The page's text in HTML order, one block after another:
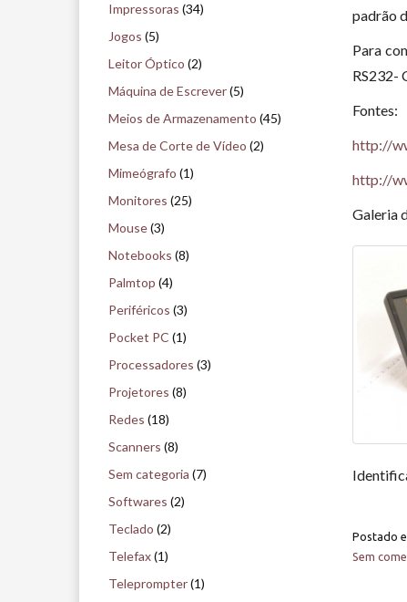
padrão
Para
RS232-
Fontes:
http://
http://
Galeria
Postado
Sem
Impressoras (34)
Jogos (5)
Leitor Óptico (2)
Máquina de Escrever(5)
Meios de Armazenamento (45)
Mesa de Corte de Vídeo (2)
Mimeógrafo (1)
Monitores (25)
Mouse(3)
Notebooks (8)
Palmtop (4)
Periféricos (3)
Pocket PC (1)
Processadores (3)
Projetores (8)
Redes (18)
Scanners (8)
Sem categoria (7)
Softwares (2)
Teclado (2)
Telefax(1)
Teleprompter(1)